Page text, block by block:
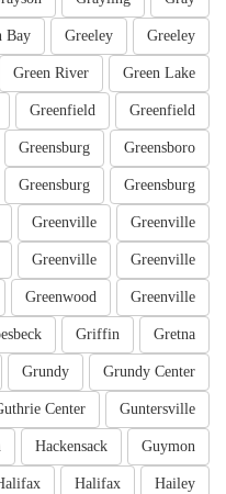
Greeley
Greeley
Bay
Green Lake
Green River
Greenfield
Greenfield
Greensboro
Greensburg
Greensburg
Greensburg
Greenville
Greenville
Greenville
Greenville
Greenville
Greenwood
Gretna
Griffin
Grundy Center
Grundy
Guntersville
Center
Guymon
Hackensack
Hailey
Halifax